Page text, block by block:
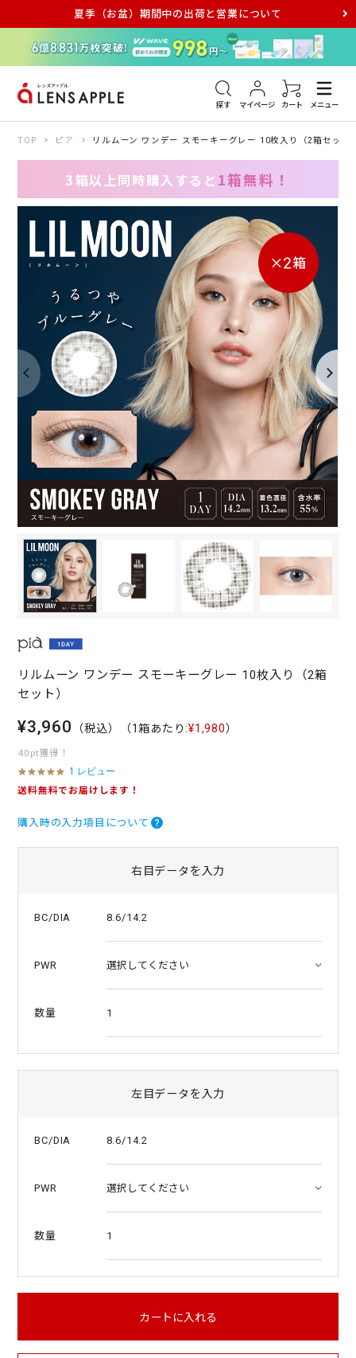
夏季（お盆）期間中の出荷と営業について
探す マイページ カート メニュー
アキュビュー メダリスト メガネ
TOP ピア リルムーン ワンデー スモーキーグレー 10枚入り（2箱セット
3箱以上同時購入すると 1箱無料！
リルムーン ワンデー スモーキーグレー 10枚入り（2箱
セット）
¥3,960 （税込） （1箱あたり:¥1,980）
40pt獲得！
5
.
t
n
1 レビュー
送料無料でお届けします！
購入時の入力項目について
右目データを入力
BC/DIA 8.6/14.2
PWR
数量 1
左目データを入力
BC/DIA 8.6/14.2
PWR
数量 1
カートに入れる